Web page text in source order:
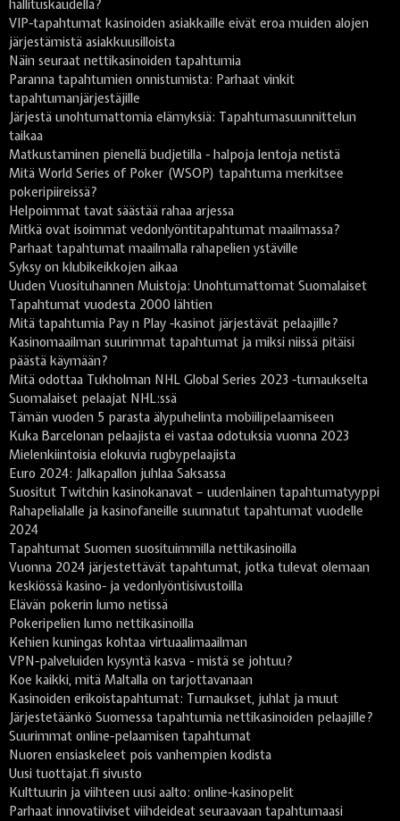
hallituskaudella?
VIP-tapahtumat kasinoiden asiakkaille eivät eroa muiden alojen
järjestämistä asiakkuusilloista
Näin seuraat nettikasinoiden tapahtumia
Paranna tapahtumien onnistumista: Parhaat vinkit
tapahtumanjärjestäjille
Järjestä unohtumattomia elämyksiä: Tapahtumasuunnittelun
taikaa
Matkustaminen pienellä budjetilla - halpoja lentoja netistä
Mitä World Series of Poker (WSOP) tapahtuma merkitsee
pokeripiireissä?
Helpoimmat tavat säästää rahaa arjessa
Mitkä ovat isoimmat vedonlyöntitapahtumat maailmassa?
Parhaat tapahtumat maailmalla rahapelien ystäville
Syksy on klubikeikkojen aikaa
Uuden Vuosituhannen Muistoja: Unohtumattomat Suomalaiset
Tapahtumat vuodesta 2000 lähtien
Mitä tapahtumia Pay n Play -kasinot järjestävät pelaajille?
Kasinomaailman suurimmat tapahtumat ja miksi niissä pitäisi
päästä käymään?
Mitä odottaa Tukholman NHL Global Series 2023 -turnaukselta
Suomalaiset pelaajat NHL:ssä
Tämän vuoden 5 parasta älypuhelinta mobiilipelaamiseen
Kuka Barcelonan pelaajista ei vastaa odotuksia vuonna 2023
Mielenkiintoisia elokuvia rugbypelaajista
Euro 2024: Jalkapallon juhlaa Saksassa
Suositut Twitchin kasinokanavat – uudenlainen tapahtumatyyppi
Rahapelialalle ja kasinofaneille suunnatut tapahtumat vuodelle
2024
Tapahtumat Suomen suosituimmilla nettikasinoilla
Vuonna 2024 järjestettävät tapahtumat, jotka tulevat olemaan
keskiössä kasino- ja vedonlyöntisivustoilla
Elävän pokerin lumo netissä
Pokeripelien lumo nettikasinoilla
Kehien kuningas kohtaa virtuaalimaailman
VPN-palveluiden kysyntä kasva - mistä se johtuu?
Koe kaikki, mitä Maltalla on tarjottavanaan
Kasinoiden erikoistapahtumat: Turnaukset, juhlat ja muut
Järjestetäänkö Suomessa tapahtumia nettikasinoiden pelaajille?
Suurimmat online-pelaamisen tapahtumat
Nuoren ensiaskeleet pois vanhempien kodista
Uusi tuottajat.fi sivusto
Kulttuurin ja viihteen uusi aalto: online-kasinopelit
Parhaat innovatiiviset viihdeideat seuraavaan tapahtumaasi